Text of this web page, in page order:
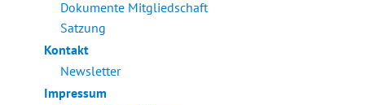
Dokumente Mitgliedschaft
Satzung
Kontakt
Newsletter
Impressum